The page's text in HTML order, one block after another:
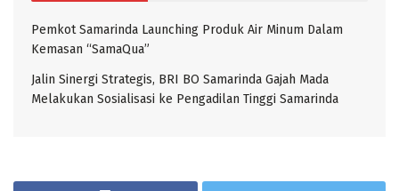
Pemkot Samarinda Launching Produk Air Minum Dalam
Kemasan “SamaQua”
Jalin Sinergi Strategis, BRI BO Samarinda Gajah Mada
Melakukan Sosialisasi ke Pengadilan Tinggi Samarinda